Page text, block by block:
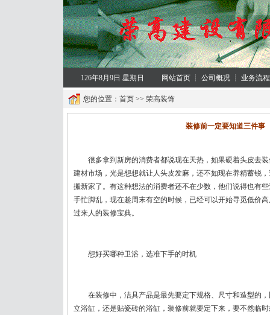
126年8月9日 星期日 网站首页 ┊ 公司概况 ┊ 业务流程
您的位置： 首页 >> 荣高装饰
装修前一定要知道三件事
很多拿到新房的消费者都说现在天热，如果硬着头皮去装
建材市场，光是想想就让人头皮发麻，还不如现在养精蓄锐
搬新家了。有这种想法的消费者还不在少数，他们说得也有
手忙脚乱，现在趁周末有空的时候，已经可以开始寻觅低价
过来人的装修宝典。
想好买哪种卫浴，选准下手的时机
在装修中，洁具产品是最先要定下规格、尺寸和造型的，
立浴缸，还是贴瓷砖的浴缸，装修前就要定下来，要不然临